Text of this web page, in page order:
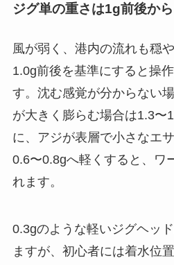
ジグ単の重さは1g前後から
風が弱く、港内の流れも穏
1.0g前後を基準にすると操
す。沈む感覚が分からない
が大きく膨らむ場合は1.3〜
に、アジが表層で小さなエ
0.6〜0.8gへ軽くすると、ワ
れます。
0.3gのような軽いジグヘッ
ますが、初心者には着水位